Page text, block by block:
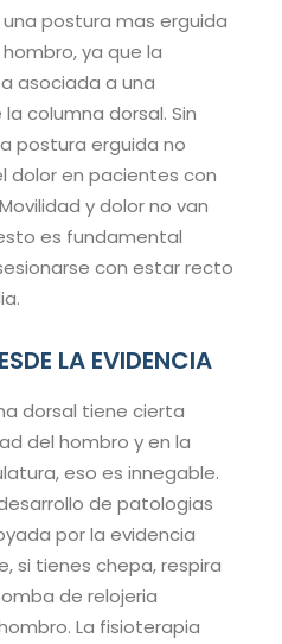
postura mas erguida
ya que la
asociada a una
columna dorsal. Sin
postura erguida no
dolor en pacientes con
y dolor no van
es fundamental
con estar recto
LA EVIDENCIA
dorsal tiene cierta
del hombro y en la
eso es innegable.
de patologias
por la evidencia
si tienes chepa, respira
de relojeria
La fisioterapia